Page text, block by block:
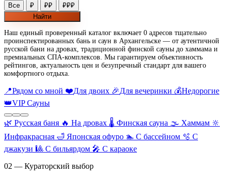
Все ₽ ₽₽
₽₽₽
Найти
Наш единый проверенный каталог включает 0 адресов тщательно
проинспектированных бань и саун в Архангельске — от аутентичной
русской бани на дровах, традиционной финской сауны до хаммама и
премиальных СПА-комплексов. Мы гарантируем объективность
рейтингов, актуальность цен и безупречный стандарт для вашего
комфортного отдыха.
📍Рядом со мной ❤️Для двоих 🎉Для вечеринки 💰Недорогие
👑VIP Сауны
🌿 Русская баня 🔥 На дровах 🌡️ Финская сауна 🌫️ Хаммам 🔆
Инфракрасная 🛁 Японская офуро 🏊 С бассейном 🫧 С
джакузи 🎱 С бильярдом 🎤 С караоке
02 — Кураторский выбор